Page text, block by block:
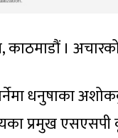
काठमाडौं ।
धनुषाका
प्रमुख एसएसपी